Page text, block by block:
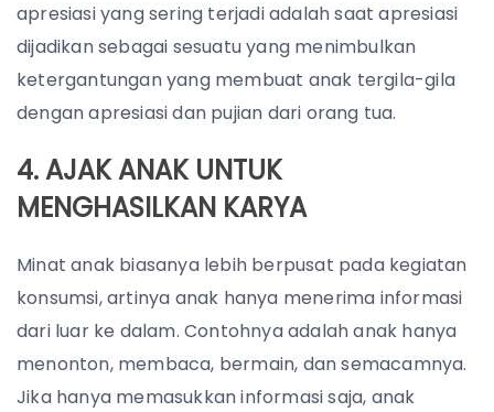
apresiasi yang sering terjadi adalah saat apresiasi
dijadikan sebagai sesuatu yang menimbulkan
ketergantungan yang membuat anak tergila-gila
dengan apresiasi dan pujian dari orang tua.
4. AJAK ANAK UNTUK
MENGHASILKAN KARYA
Minat anak biasanya lebih berpusat pada kegiatan
konsumsi, artinya anak hanya menerima informasi
dari luar ke dalam. Contohnya adalah anak hanya
menonton, membaca, bermain, dan semacamnya.
Jika hanya memasukkan informasi saja, anak